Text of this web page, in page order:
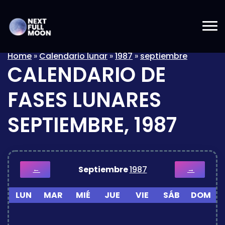
Home»Calendario lunar»1987»septiembre
CALENDARIO DE
FASES LUNARES
SEPTIEMBRE, 1987
← Septiembre1987 →
LUN MAR MIÉ JUE VIE SÁB DOM